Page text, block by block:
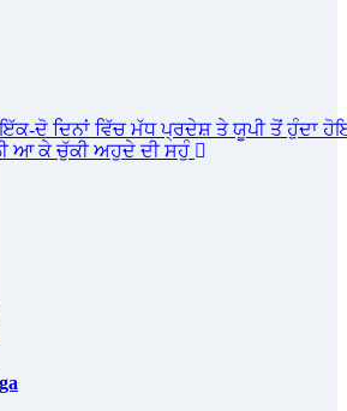
ਦੋ ਦਿਨਾਂ ਵਿੱਚ ਮੱਧ ਪ੍ਰਦੇਸ਼ ਤੇ ਯੂਪੀ ਤੋਂ ਹੁੰਦਾ
ਆ ਕੇ ਚੁੱਕੀ ਅਹੁਦੇ ਦੀ ਸਹੁੰ